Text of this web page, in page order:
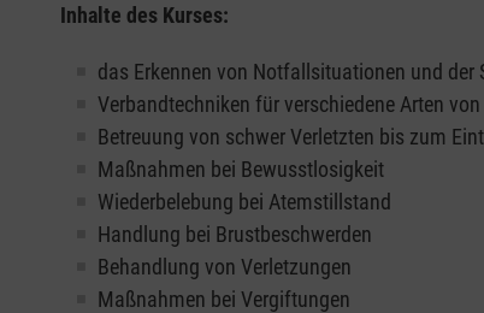
Inhalte des Kurses:
das Erkennen von Notfallsituationen und der
Verbandtechniken für verschiedene Arten
Betreuung von schwer Verletzten bis zum
Maßnahmen bei Bewusstlosigkeit
Wiederbelebung bei Atemstillstand
Handlung bei Brustbeschwerden
Behandlung von Verletzungen
Maßnahmen bei Vergiftungen